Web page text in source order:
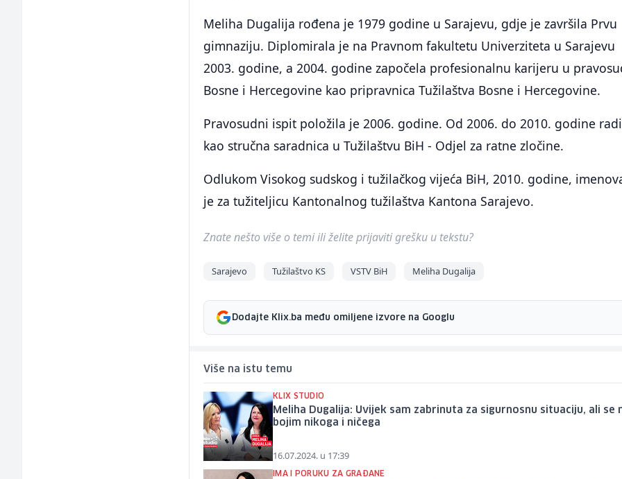
Meliha Dugalija rođena je 1979 godine u Sarajevu, gdje je završila Prvu
gimnaziju. Diplomirala je na Pravnom fakultetu Univerziteta u Sarajevu
2003. godine, a 2004. godine započela profesionalnu karijeru u
Bosne i Hercegovine kao pripravnica Tužilaštva Bosne i Hercegovine.
Pravosudni ispit položila je 2006. godine. Od 2006. do 2010. godine
kao stručna saradnica u Tužilaštvu BiH - Odjel za ratne zločine.
Odlukom Visokog sudskog i tužilačkog vijeća BiH, 2010. godine,
je za tužiteljicu Kantonalnog tužilaštva Kantona Sarajevo.
Znate nešto više o temi ili želite prijaviti grešku u tekstu?
Sarajevo Tužilaštvo KS VSTV BiH Meliha Dugalija
Dodajte Klix.ba među omiljene izvore na Googlu
Više na istu temu
KLIX STUDIO
Meliha Dugalija: Uvijek sam zabrinuta za sigurnosnu situaciju, ali se
bojim nikoga i ničega
16.07.2024. u 17:39
IMA I PORUKU ZA GRAĐANE